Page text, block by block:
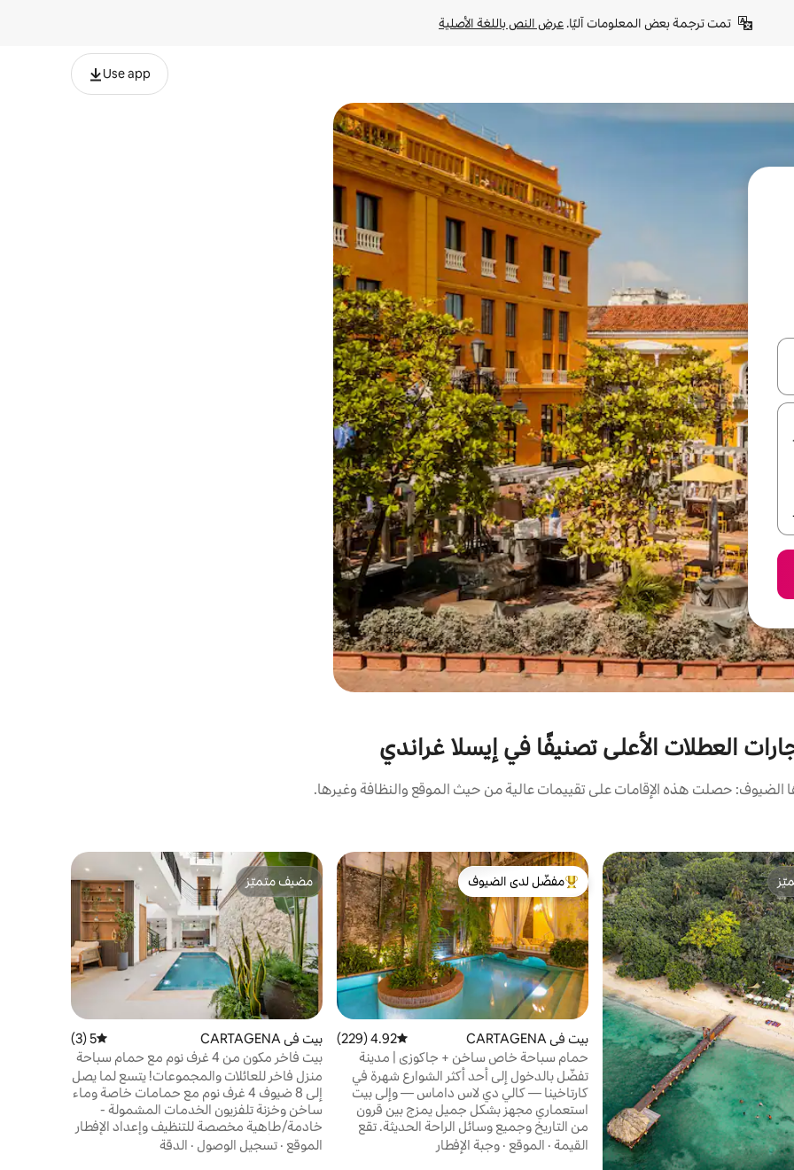
تمت ترجمة بعض المعلومات آليًا. عرض النص باللغة الأصلية
Use app
أو استكشف عن طريق اللمس أو السحب.
العطلات الأعلى تصنيفًا في إيسلا غراندي
الضيوف: حصلت هذه الإقامات على تقييمات عالية من حيث الموقع والنظافة وغيرها.
من أبرز البيوت المفضّلة لدى الضيوف
مفضّل لدى الضيوف
بيت في CARTAGENA متوسط التقييم 4.92 من 5، 229 مراجعات
4.92 (229)
حمام سباحة خاص ساخن + جاكوزي | مدينة
كولونيال وولدت
تفضّل بالدخول إلى أحد أكثر الشوارع شهرة في
كارتاخينا — كالي دي لاس داماس — وإلى بيت
استعماري مجهز بشكل جميل يمزج بين قرون
من التاريخ وجميع وسائل الراحة الحديثة. تقع
Casa Calle de las Damas في قلب المدينة
المحاطة بالأسوار، وهي القاعدة المثالية لتجربة
القيمة · الموقع · وجبة الإفطار
مضيف متميّز
مضيف متميّز
بيت في CARTAGENA متوسط التقييم 5 من 5، 3 مراجعات
5 (3)
بيت فاخر مكون من 4 غرف نوم مع حمام سباحة
وسطح وجاكوزي في البلدة القديمةمنزل فاخر للعائلات والمجموعات! يتسع لما يصل
إلى 8 ضيوف 4 غرف نوم مع حمامات خاصة وماء
ساخن وخزنة تلفزيون الخدمات المشمولة -
خادمة/طاهية مخصصة للتنظيف وإعداد الإفطار
- يشمل الأمن الميزات الفاخرة - حمام سباحة
الموقع · تسجيل الوصول · الدقة